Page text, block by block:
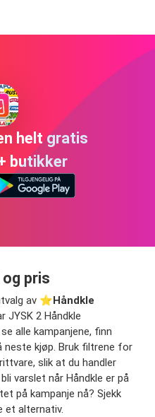
helt gratis
butikker
og pris
av ⭐️Håndkle
JYSK 2 Håndkle
alle kampanjene, finn
neste kjøp. Bruk filtrene for
slik at du handler
varslet når Håndkle er på
på kampanje nå? Sjekk
et alternativ.